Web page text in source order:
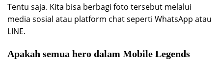
Tentu saja. Kita bisa berbagi foto tersebut melalui
media sosial atau platform chat seperti WhatsApp atau
LINE.
Apakah semua hero dalam Mobile Legends